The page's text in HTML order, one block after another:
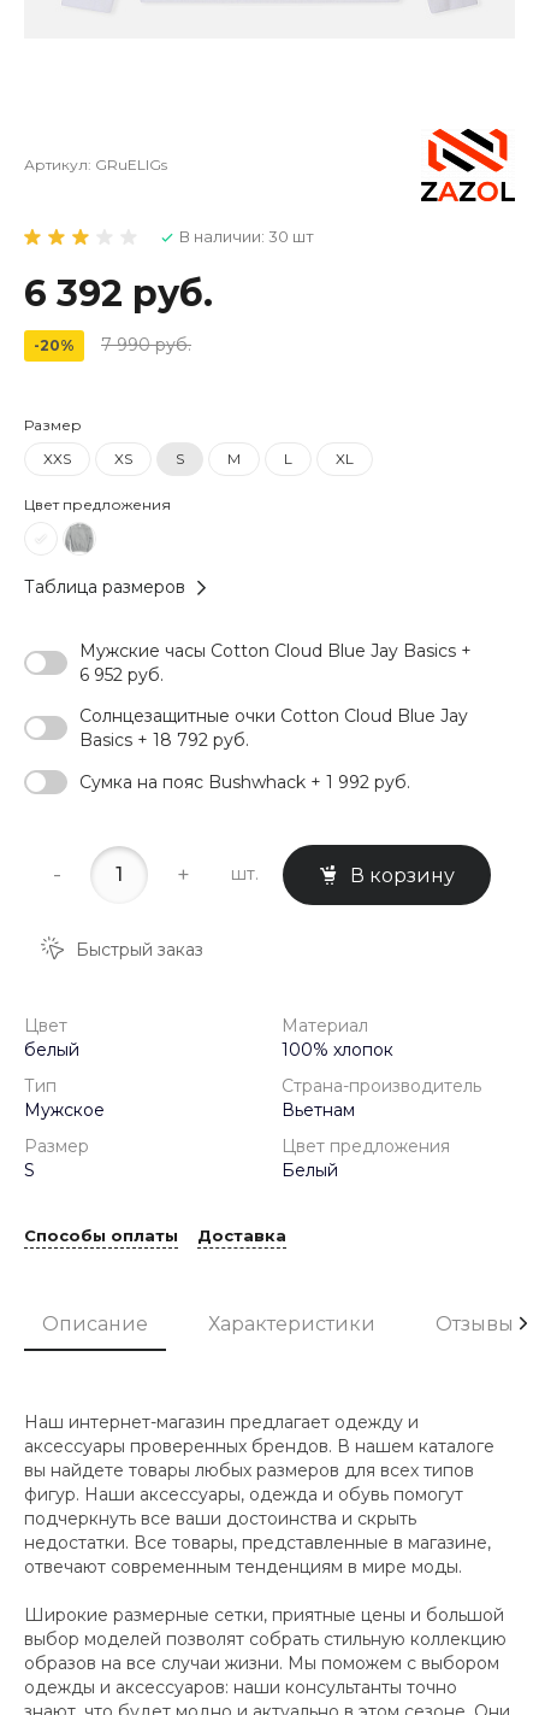
Артикул: GRuELlGs
В наличии: 30 шт
6 392 руб.
-20% 7 990 руб.
Размер
XXS
XS S M L XL
Цвет предложения
Таблица размеров
Мужские часы Cotton Cloud Blue Jay Basics +
6 952 руб.
Солнцезащитные очки Cotton Cloud Blue Jay
Basics + 18 792 руб.
Сумка на пояс Bushwhack + 1 992 руб.
- + шт. В корзину
Быстрый заказ
Цвет
белый
Материал
100% хлопок
Тип
Мужское
Страна-производитель
Вьетнам
Размер
S
Цвет предложения
Белый
Способы оплаты Доставка
Описание Характеристики Отзывы
Наш интернет-магазин предлагает одежду и
аксессуары проверенных брендов. В нашем каталоге
вы найдете товары любых размеров для всех типов
фигур. Наши аксессуары, одежда и обувь помогут
подчеркнуть все ваши достоинства и скрыть
недостатки. Все товары, представленные в магазине,
отвечают современным тенденциям в мире моды.
Широкие размерные сетки, приятные цены и большой
выбор моделей позволят собрать стильную коллекцию
образов на все случаи жизни. Мы поможем с выбором
одежды и аксессуаров: наши консультанты точно